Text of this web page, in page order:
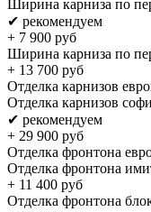
Ширина карниза по
✔ рекомендуем
+ 7 900 руб
Ширина карниза по
+ 13 700 руб
Отделка карнизов
Отделка карнизов
✔ рекомендуем
+ 29 900 руб
Отделка фронтона
Отделка фронтона
+ 11 400 руб
Отделка фронтона